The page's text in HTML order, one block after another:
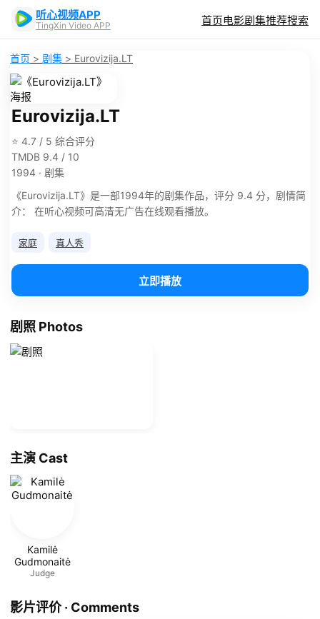
听心视频APP
TingXin Video APP 首页电影剧集推荐搜索
首页 > 剧集 > Eurovizija.LT
Eurovizija.LT
⭐ 4.7 / 5 综合评分
TMDB 9.4 / 10
1994 · 剧集
《Eurovizija.LT》是一部1994年的剧集作品，评分 9.4 分，剧情简
介： 在听心视频可高清无广告在线观看播放。
家庭 真人秀
立即播放
剧照 Photos
主演 Cast
Kamilė
Gudmonaitė
Judge
影片评价 · Comments